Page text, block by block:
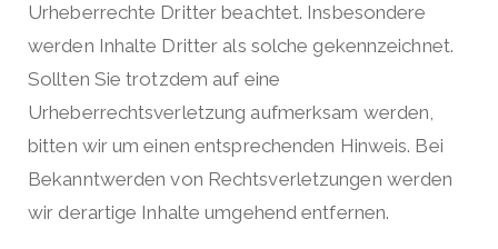
Urheberrechte Dritter beachtet. Insbesondere
werden Inhalte Dritter als solche gekennzeichnet.
Sollten Sie trotzdem auf eine
Urheberrechtsverletzung aufmerksam werden,
bitten wir um einen entsprechenden Hinweis. Bei
Bekanntwerden von Rechtsverletzungen werden
wir derartige Inhalte umgehend entfernen.